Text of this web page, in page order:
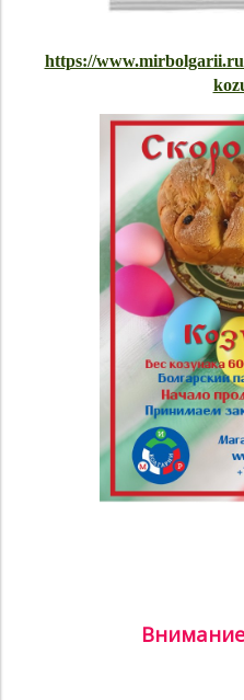
https://